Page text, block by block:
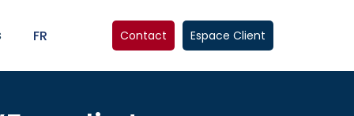
FR Contact Espace Client